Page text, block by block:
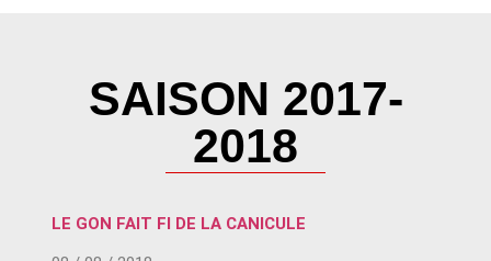
SAISON 2017-
2018
LE GON FAIT FI DE LA CANICULE